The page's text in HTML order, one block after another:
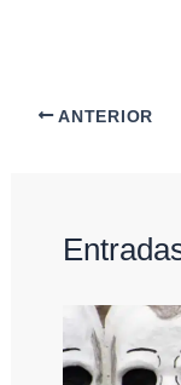
ANTERIOR